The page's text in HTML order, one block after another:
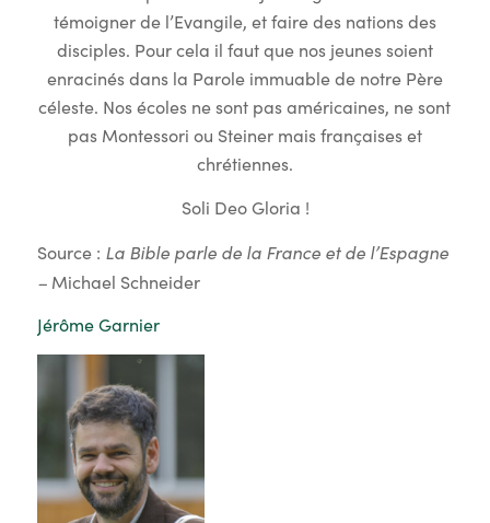
témoigner de l’Evangile, et faire des nations des
disciples. Pour cela il faut que nos jeunes soient
enracinés dans la Parole immuable de notre Père
céleste. Nos écoles ne sont pas américaines, ne sont
pas Montessori ou Steiner mais françaises et
chrétiennes.
Soli Deo Gloria !
Source : La Bible parle de la France et de l’Espagne
– Michael Schneider
Jérôme Garnier